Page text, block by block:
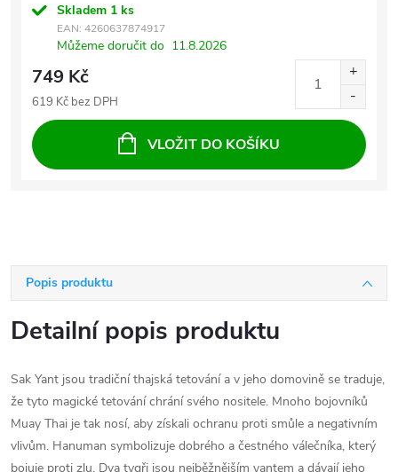
Skladem 1 ks
EAN: 4260637874917
Můžeme doručit do 11.8.2026
749 Kč
619 Kč bez DPH
VLOŽIT DO KOŠÍKU
Popis produktu
Detailní popis produktu
Sak Yant jsou tradiční thajská tetování a v jeho domovině se traduje,
že tyto magické tetování chrání svého nositele. Mnoho bojovníků
Muay Thai je tak nosí, aby získali ochranu proti smůle a negativním
vlivům. Hanuman symbolizuje dobrého a čestného válečníka, který
bojuje proti zlu. Dva tygři jsou nejběžnějším yantem a dávají jeho